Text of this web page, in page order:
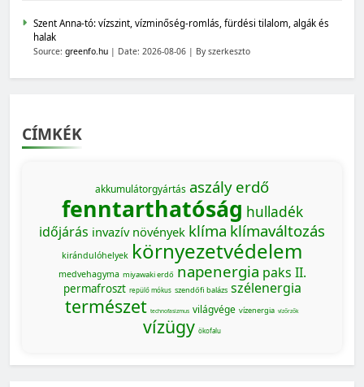
Szent Anna-tó: vízszint, vízminőség-romlás, fürdési tilalom, algák és
halak
Source: greenfo.hu Date: 2026-08-06 By szerkeszto
CÍMKÉK
akkumulátorgyártás aszály erdő
fenntarthatóság hulladék
időjárás invazív növények klíma klímaváltozás
kirándulóhelyek környezetvédelem
medvehagyma miyawaki erdő napenergia paks II.
permafroszt repülő mókus szendőfi balázs szélenergia
természet technofasizmus világvége vízenergia vízőrzők
vízügy ökofalu
Magyarország számokban: Elkerülhető halálozások